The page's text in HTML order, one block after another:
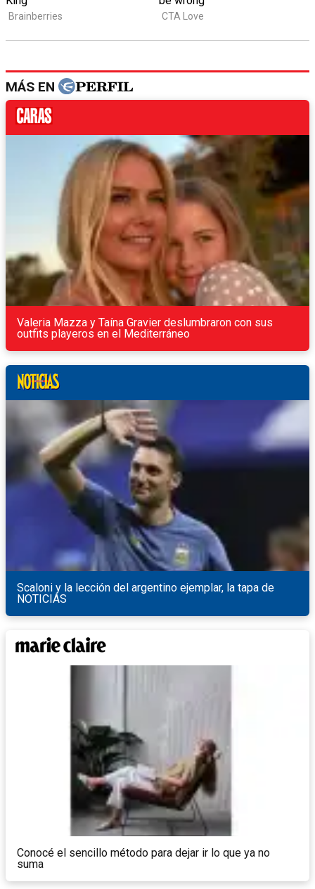
MÁS EN
Valeria Mazza y Taína Gravier deslumbraron con sus
outfits playeros en el Mediterráneo
Scaloni y la lección del argentino ejemplar, la tapa de
NOTICIAS
Conocé el sencillo método para dejar ir lo que ya no
suma